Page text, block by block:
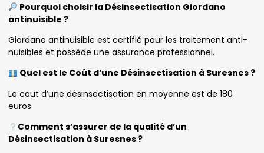
Pourquoi choisir la Désinsectisation Giordano
antinuisible ?
Giordano antinuisible est certifié pour les traitement anti-
nuisibles et possède une assurance professionnel.
Quel est le Coût d’une Désinsectisation à Suresnes ?
Le cout d’une désinsectisation en moyenne est de 180
euros
Comment s’assurer de la qualité d’un
Désinsectisation à Suresnes ?